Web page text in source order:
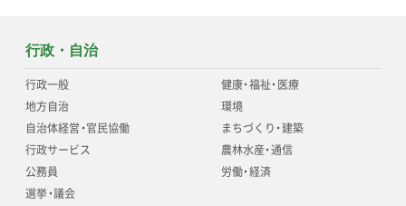
行政・自治
行政一般
地方自治
自治体経営・官民協働
行政サービス
公務員
選挙・議会
健康・福祉・医療
環境
まちづくり・建築
農林水産・通信
労働・経済